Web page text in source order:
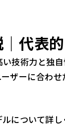
代表
技術力と独
ザーに合わ
について詳